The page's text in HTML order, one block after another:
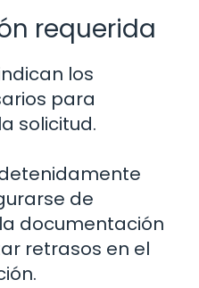
requerida
los
para
solicitud.
de
documentación
retrasos en el